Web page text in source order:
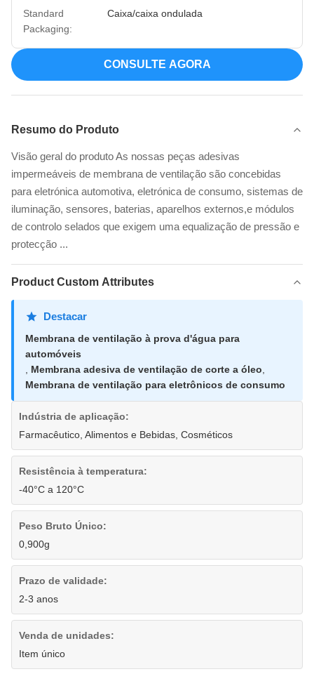
Standard
Packaging:
Caixa/caixa ondulada
CONSULTE AGORA
Resumo do Produto
Visão geral do produto As nossas peças adesivas
impermeáveis de membrana de ventilação são concebidas
para eletrónica automotiva, eletrónica de consumo, sistemas de
iluminação, sensores, baterias, aparelhos externos,e módulos
de controlo selados que exigem uma equalização de pressão e
protecção ...
Product Custom Attributes
Destacar
Membrana de ventilação à prova d'água para
automóveis
Membrana adesiva de ventilação de corte a óleo
Membrana de ventilação para eletrônicos de consumo
Indústria de aplicação:
Farmacêutico, Alimentos e Bebidas, Cosméticos
Resistência à temperatura:
-40°C a 120°C
Peso Bruto Único:
0,900g
Prazo de validade:
2-3 anos
Venda de unidades:
Item único